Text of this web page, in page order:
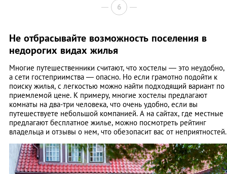
6
Не отбрасывайте возможность поселения в
недорогих видах жилья
Многие путешественники считают, что хостелы — это неудобно,
а сети гостеприимства — опасно. Но если грамотно подойти к
поиску жилья, с легкостью можно найти подходящий вариант по
приемлемой цене. К примеру, многие хостелы предлагают
комнаты на два-три человека, что очень удобно, если вы
путешествуете небольшой компанией. А на сайтах, где местные
предлагают бесплатное жилье, можно посмотреть рейтинг
владельца и отзывы о нем, что обезопасит вас от неприятностей.